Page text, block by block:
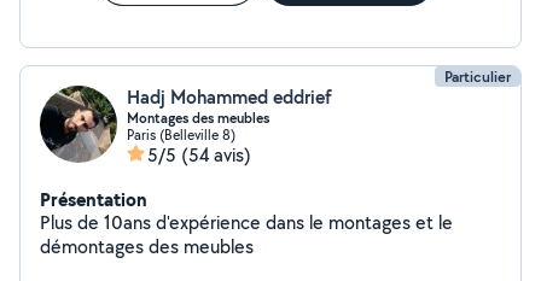
Particulier
Hadj Mohammed eddrief
Montages des meubles
Paris (Belleville 8)
5/5 (54 avis)
Présentation
Plus de 10ans d'expérience dans le montages et le
démontages des meubles